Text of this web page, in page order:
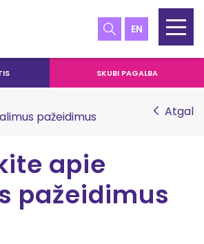
EN
SKUBI PAGALBA
pažeidimus Atgal
apie
pažeidimus